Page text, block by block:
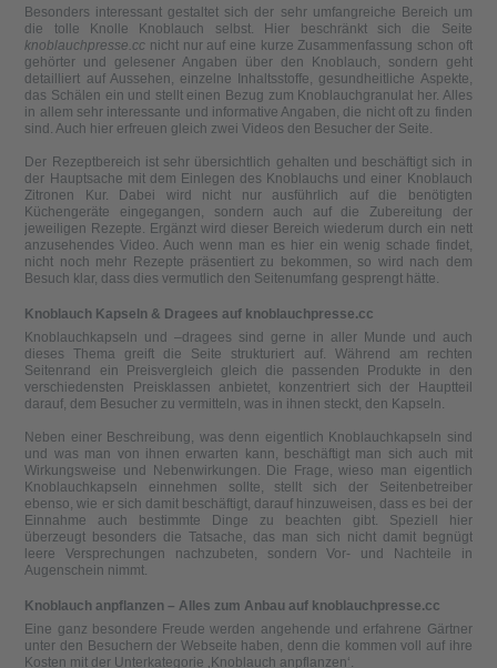
Besonders interessant gestaltet sich der sehr umfangreiche Bereich um
die tolle Knolle Knoblauch selbst. Hier beschränkt sich die Seite
knoblauchpresse.cc nicht nur auf eine kurze Zusammenfassung schon oft
gehörter und gelesener Angaben über den Knoblauch, sondern geht
detailliert auf Aussehen, einzelne Inhaltsstoffe, gesundheitliche Aspekte,
das Schälen ein und stellt einen Bezug zum Knoblauchgranulat her. Alles
in allem sehr interessante und informative Angaben, die nicht oft zu finden
sind. Auch hier erfreuen gleich zwei Videos den Besucher der Seite.
Der Rezeptbereich ist sehr übersichtlich gehalten und beschäftigt sich in
der Hauptsache mit dem Einlegen des Knoblauchs und einer Knoblauch
Zitronen Kur. Dabei wird nicht nur ausführlich auf die benötigten
Küchengeräte eingegangen, sondern auch auf die Zubereitung der
jeweiligen Rezepte. Ergänzt wird dieser Bereich wiederum durch ein nett
anzusehendes Video. Auch wenn man es hier ein wenig schade findet,
nicht noch mehr Rezepte präsentiert zu bekommen, so wird nach dem
Besuch klar, dass dies vermutlich den Seitenumfang gesprengt hätte.
Knoblauch Kapseln & Dragees auf knoblauchpresse.cc
Knoblauchkapseln und –dragees sind gerne in aller Munde und auch
dieses Thema greift die Seite strukturiert auf. Während am rechten
Seitenrand ein Preisvergleich gleich die passenden Produkte in den
verschiedensten Preisklassen anbietet, konzentriert sich der Hauptteil
darauf, dem Besucher zu vermitteln, was in ihnen steckt, den Kapseln.
Neben einer Beschreibung, was denn eigentlich Knoblauchkapseln sind
und was man von ihnen erwarten kann, beschäftigt man sich auch mit
Wirkungsweise und Nebenwirkungen. Die Frage, wieso man eigentlich
Knoblauchkapseln einnehmen sollte, stellt sich der Seitenbetreiber
ebenso, wie er sich damit beschäftigt, darauf hinzuweisen, dass es bei der
Einnahme auch bestimmte Dinge zu beachten gibt. Speziell hier
überzeugt besonders die Tatsache, das man sich nicht damit begnügt
leere Versprechungen nachzubeten, sondern Vor- und Nachteile in
Augenschein nimmt.
Knoblauch anpflanzen – Alles zum Anbau auf knoblauchpresse.cc
Eine ganz besondere Freude werden angehende und erfahrene Gärtner
unter den Besuchern der Webseite haben, denn die kommen voll auf ihre
Kosten mit der Unterkategorie ‚Knoblauch anpflanzen‘.